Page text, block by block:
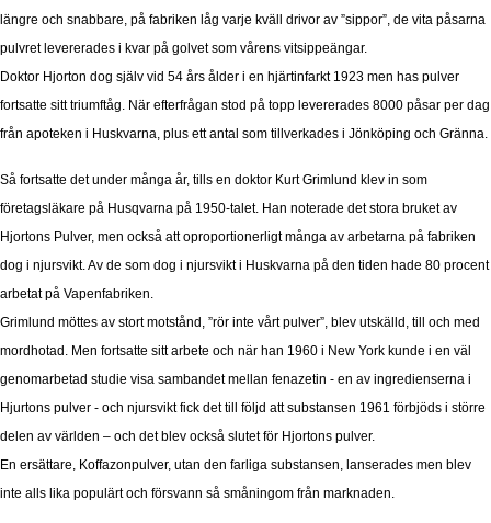
längre och snabbare, på fabriken låg varje kväll drivor av ”sippor”, de vita påsarna
pulvret levererades i kvar på golvet som vårens vitsippeängar.
Doktor Hjorton dog själv vid 54 års ålder i en hjärtinfarkt 1923 men has pulver
fortsatte sitt triumftåg. När efterfrågan stod på topp levererades 8000 påsar per dag
från apoteken i Huskvarna, plus ett antal som tillverkades i Jönköping och Gränna.
Så fortsatte det under många år, tills en doktor Kurt Grimlund klev in som
företagsläkare på Husqvarna på 1950-talet. Han noterade det stora bruket av
Hjortons Pulver, men också att oproportionerligt många av arbetarna på fabriken
dog i njursvikt. Av de som dog i njursvikt i Huskvarna på den tiden hade 80 procent
arbetat på Vapenfabriken.
Grimlund möttes av stort motstånd, ”rör inte vårt pulver”, blev utskälld, till och med
mordhotad. Men fortsatte sitt arbete och när han 1960 i New York kunde i en väl
genomarbetad studie visa sambandet mellan fenazetin - en av ingredienserna i
Hjurtons pulver - och njursvikt fick det till följd att substansen 1961 förbjöds i större
delen av världen – och det blev också slutet för Hjortons pulver.
En ersättare, Koffazonpulver, utan den farliga substansen, lanserades men blev
inte alls lika populärt och försvann så småningom från marknaden.